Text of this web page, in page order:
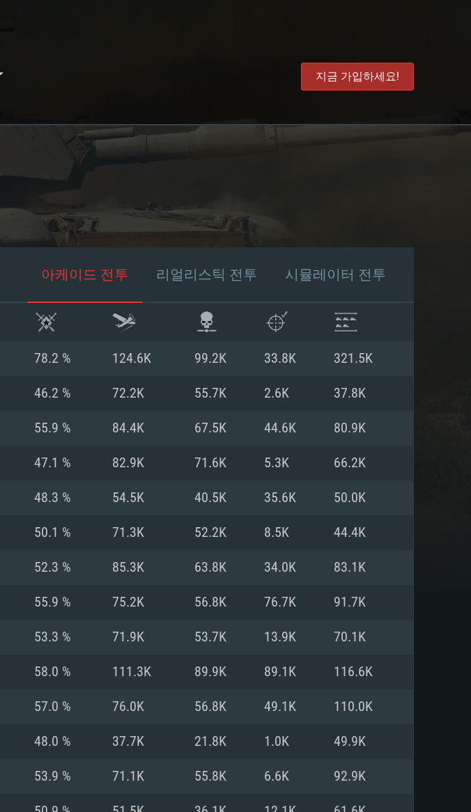
지금 가입하세요!
구사항
Linux
권장 사양
운영체제: Windows 10/11 (64 bit)
프로세서: Intel Core i5 또는 Ryzen 5 3600 이상
메모리: 16 GB 이상
권장 사양
운영체제: Mac OS Big Sur 11.0
프로세서: Core i7 (Intel Xeon 은 지원하지 않습니
권장 사양
운영체제: Ubuntu 20.04 64bit
프로세서: Intel Core i7
메모리: 16 GB
아케이드 전투 리얼리스틱 전투 시뮬레이터 전투
78.2 % 124.6K 99.2K 33.8K 321.5K
46.2 % 72.2K 55.7K 2.6K 37.8K
55.9 % 84.4K 67.5K 44.6K 80.9K
47.1 % 82.9K 71.6K 5.3K 66.2K
48.3 % 54.5K 40.5K 35.6K 50.0K
50.1 % 71.3K 52.2K 8.5K 44.4K
52.3 % 85.3K 63.8K 34.0K 83.1K
55.9 % 75.2K 56.8K 76.7K 91.7K
53.3 % 71.9K 53.7K 13.9K 70.1K
58.0 % 111.3K 89.9K 89.1K 116.6K
57.0 % 76.0K 56.8K 49.1K 110.0K
48.0 % 37.7K 21.8K 1.0K 49.9K
53.9 % 71.1K 55.8K 6.6K 92.9K